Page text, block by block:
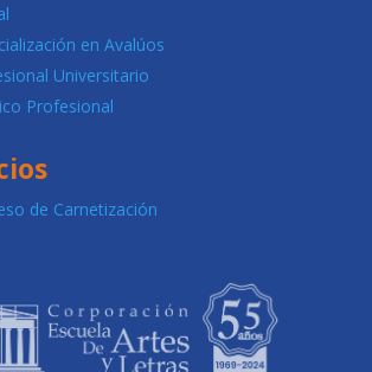
en Avalúos
Universitario
Profesional
de Carnetización